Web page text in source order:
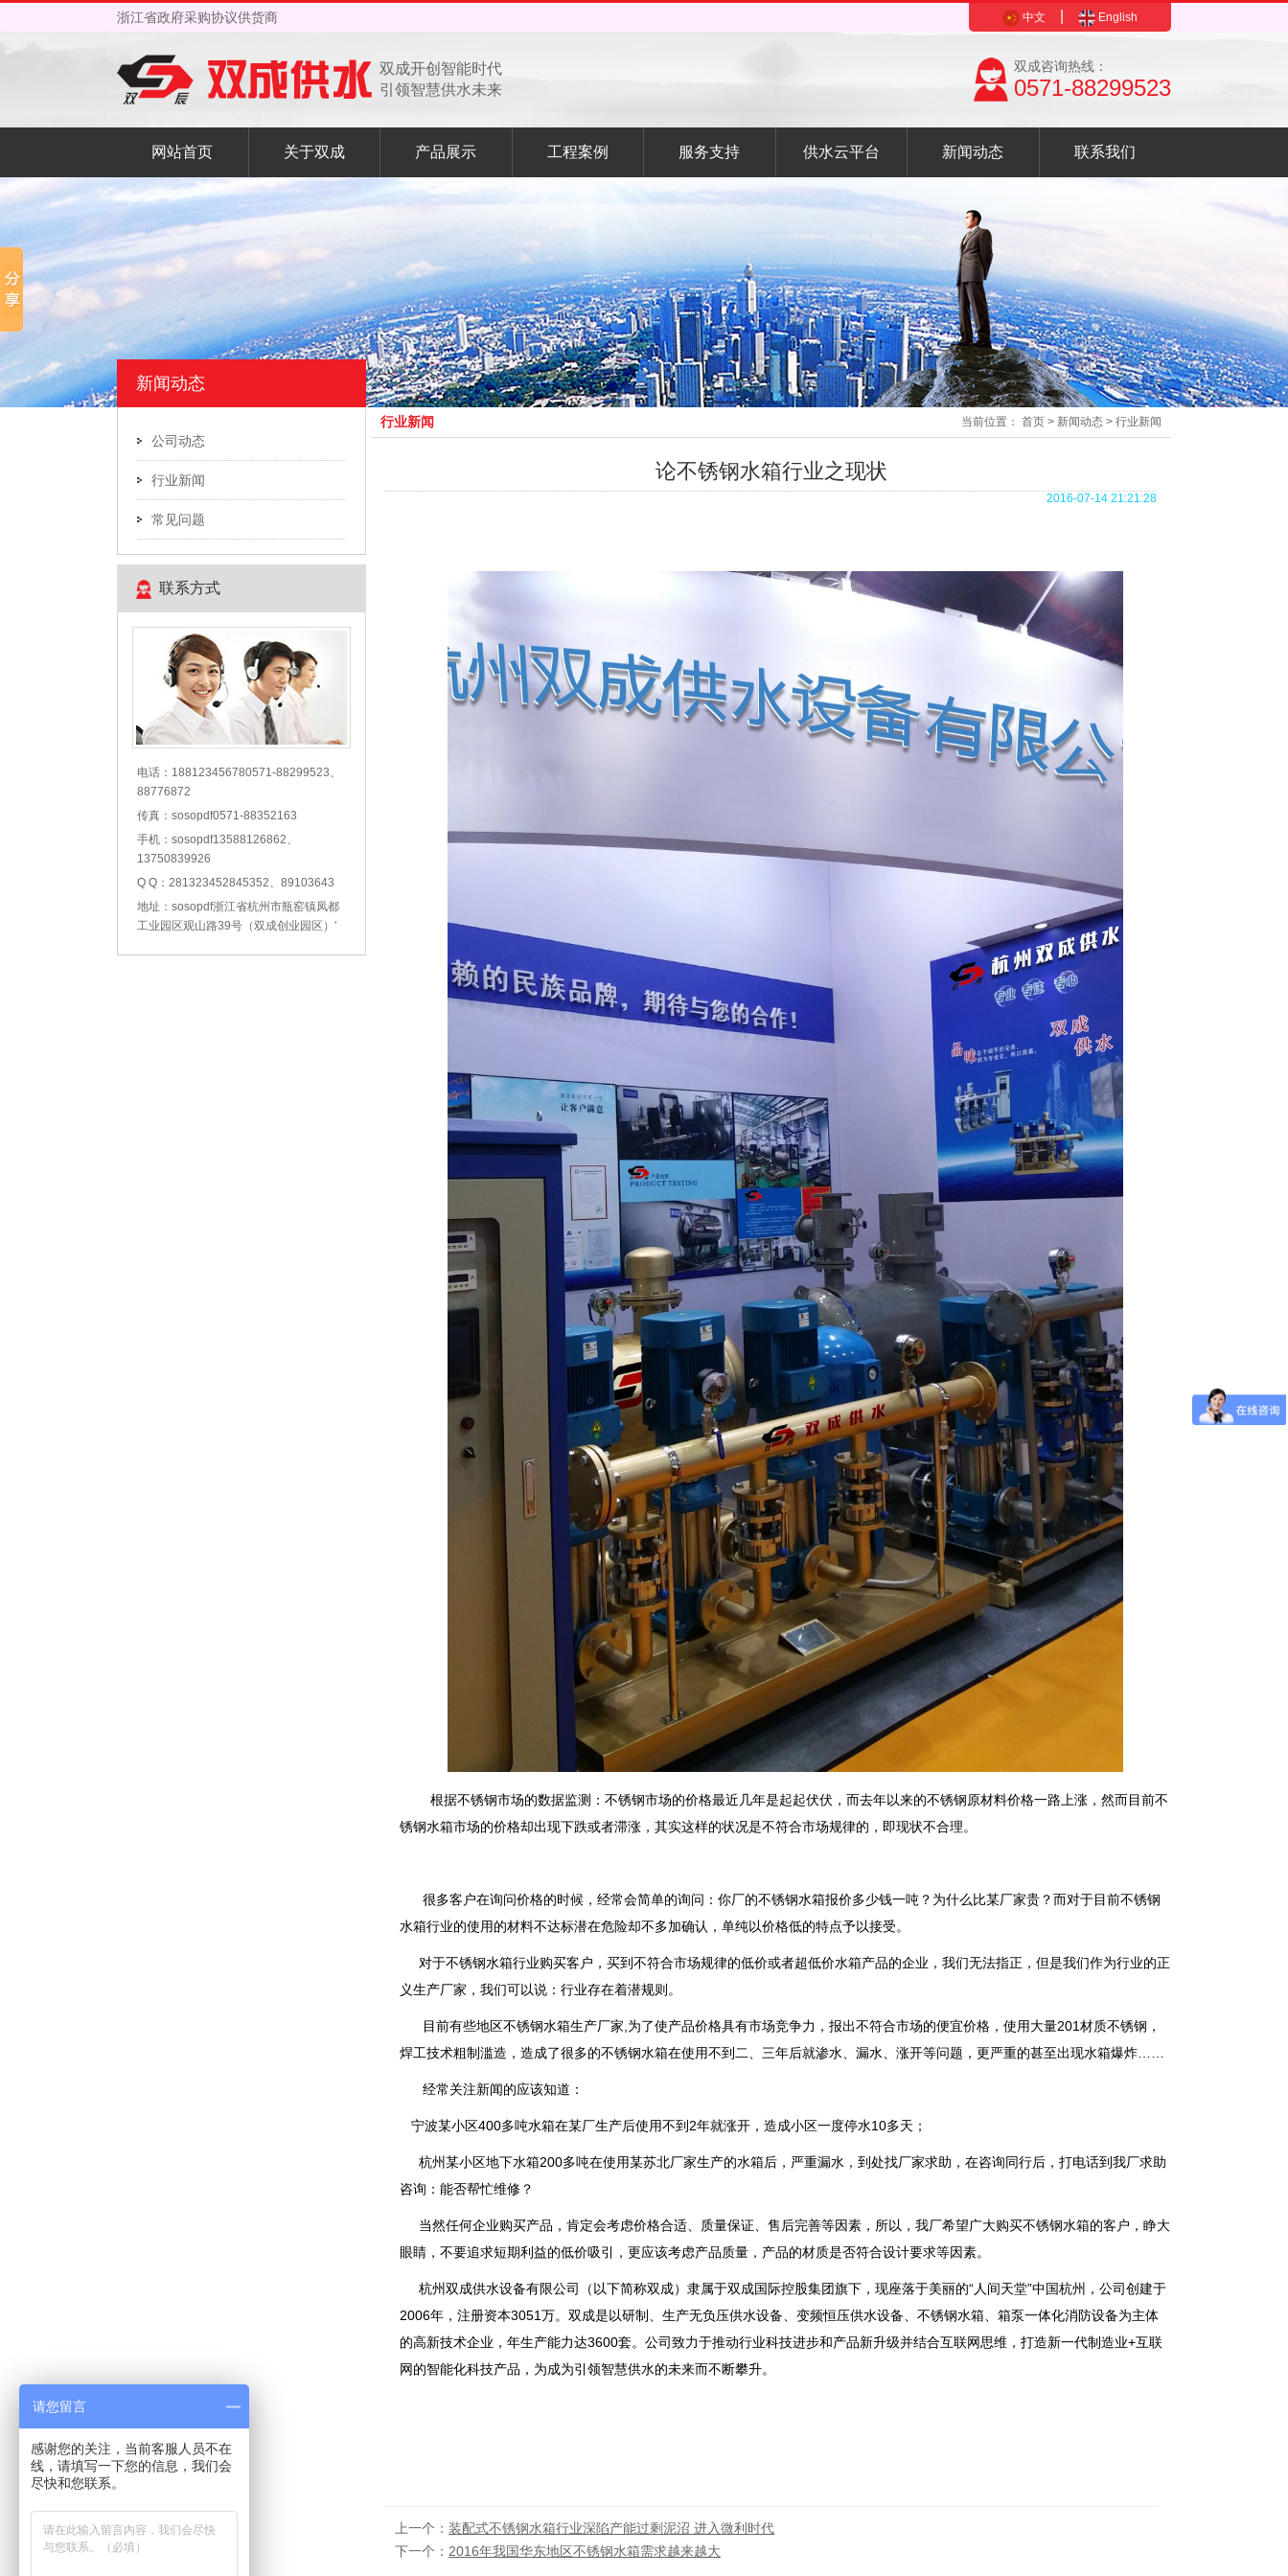
浙江省政府采购协议供货商 中文 English
双成开创智能时代
引领智慧供水未来
双成咨询热线：
0571-88299523
网站首页 关于双成 产品展示 工程案例 服务支持 供水云平台 新闻动态 联系我们
新闻动态
公司动态
行业新闻
常见问题
联系方式
电话：188123456780571-88299523、
88776872
传真：sosopdf0571-88352163
手机：sosopdf13588126862、
13750839926
Q Q：281323452845352、89103643
地址：sosopdf浙江省杭州市瓶窑镇凤都
工业园区观山路39号（双成创业园区）'
行业新闻 当前位置： 首页 > 新闻动态 > 行业新闻
论不锈钢水箱行业之现状
2016-07-14 21:21:28
根据不锈钢市场的数据监测：不锈钢市场的价格最近几年是起起伏伏，而去年以来的不锈钢原材料价格一路上涨，然而目前不
锈钢水箱市场的价格却出现下跌或者滞涨，其实这样的状况是不符合市场规律的，即现状不合理。
很多客户在询问价格的时候，经常会简单的询问：你厂的不锈钢水箱报价多少钱一吨？为什么比某厂家贵？而对于目前不锈钢
水箱行业的使用的材料不达标潜在危险却不多加确认，单纯以价格低的特点予以接受。
对于不锈钢水箱行业购买客户，买到不符合市场规律的低价或者超低价水箱产品的企业，我们无法指正，但是我们作为行业的正
义生产厂家，我们可以说：行业存在着潜规则。
目前有些地区不锈钢水箱生产厂家,为了使产品价格具有市场竞争力，报出不符合市场的便宜价格，使用大量201材质不锈钢，
焊工技术粗制滥造，造成了很多的不锈钢水箱在使用不到二、三年后就渗水、漏水、涨开等问题，更严重的甚至出现水箱爆炸……
经常关注新闻的应该知道：
宁波某小区400多吨水箱在某厂生产后使用不到2年就涨开，造成小区一度停水10多天；
杭州某小区地下水箱200多吨在使用某苏北厂家生产的水箱后，严重漏水，到处找厂家求助，在咨询同行后，打电话到我厂求助
咨询：能否帮忙维修？
当然任何企业购买产品，肯定会考虑价格合适、质量保证、售后完善等因素，所以，我厂希望广大购买不锈钢水箱的客户，睁大
眼睛，不要追求短期利益的低价吸引，更应该考虑产品质量，产品的材质是否符合设计要求等因素。
杭州双成供水设备有限公司（以下简称双成）隶属于双成国际控股集团旗下，现座落于美丽的“人间天堂”中国杭州，公司创建于
2006年，注册资本3051万。双成是以研制、生产无负压供水设备、变频恒压供水设备、不锈钢水箱、箱泵一体化消防设备为主体
的高新技术企业，年生产能力达3600套。公司致力于推动行业科技进步和产品新升级并结合互联网思维，打造新一代制造业+互联
网的智能化科技产品，为成为引领智慧供水的未来而不断攀升。
上一个： 装配式不锈钢水箱行业深陷产能过剩泥沼 进入微利时代
下一个： 2016年我国华东地区不锈钢水箱需求越来越大
请您留言
感谢您的关注，当前客服人员不在
线，请填写一下您的信息，我们会
尽快和您联系。